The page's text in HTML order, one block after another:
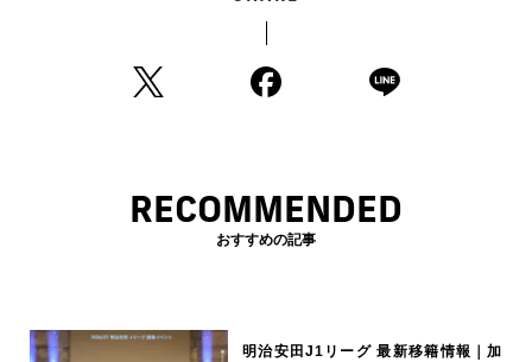
RECOMMENDED
おすすめの記事
明治安田J1リーグ 最新移籍情報｜加